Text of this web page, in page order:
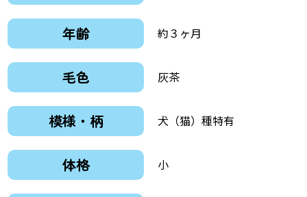
年齢 約３ヶ月
毛色 灰茶
模様・柄 犬（猫）種特有
体格 小